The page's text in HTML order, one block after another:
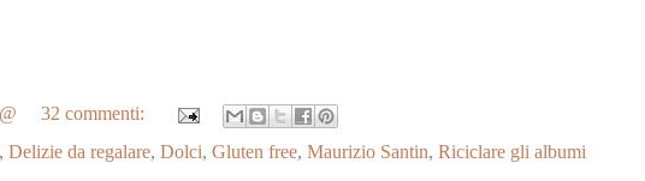
32 commenti:
, Delizie da regalare, Dolci, Gluten free, Maurizio Santin, Riciclare gli albumi